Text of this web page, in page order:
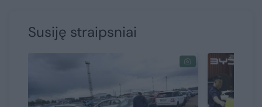
Susiję straipsniai